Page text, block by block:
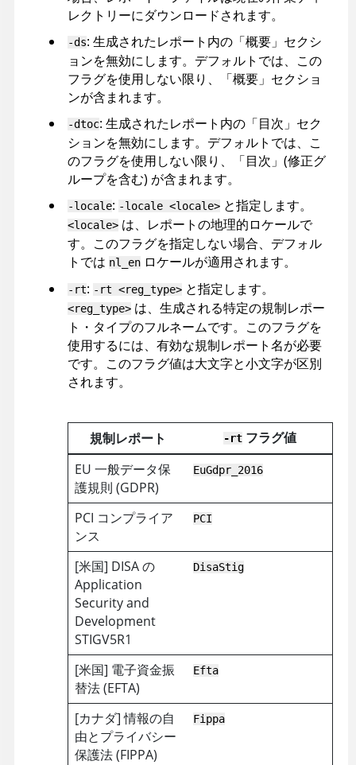
レクトリーにダウンロードされます。
-ds: 生成されたレポート内の「概要」セクシ
ョンを無効にします。デフォルトでは、この
フラグを使用しない限り、「概要」セクショ
ンが含まれます。
-dtoc: 生成されたレポート内の「目次」セク
ションを無効にします。デフォルトでは、こ
のフラグを使用しない限り、「目次」(修正グ
ループを含む) が含まれます。
-locale: -locale <locale> と指定します。
<locale> は、レポートの地理的ロケールで
す。このフラグを指定しない場合、デフォル
トでは nl_en ロケールが適用されます。
-rt: -rt <reg_type> と指定します。
<reg_type> は、生成される特定の規制レポー
ト・タイプのフルネームです。このフラグを
使用するには、有効な規制レポート名が必要
です。このフラグ値は大文字と小文字が区別
されます。
規制レポート -rtフラグ値
EU 一般データ保
護規則 (GDPR)
EuGdpr_2016
PCI コンプライア
ンス
PCI
[米国] DISA の
Application
Security and
Development
STIGV5R1
DisaStig
[米国] 電子資金振
替法 (EFTA)
Efta
[カナダ] 情報の自
由とプライバシー
保護法 (FIPPA)
Fippa